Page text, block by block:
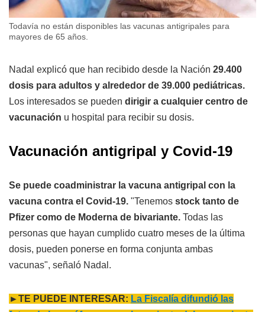
Todavía no están disponibles las vacunas antigripales para
mayores de 65 años.
Nadal explicó que han recibido desde la Nación 29.400
dosis para adultos y alrededor de 39.000 pediátricas.
Los interesados se pueden dirigir a cualquier centro de
vacunación u hospital para recibir su dosis.
Vacunación antigripal y Covid-19
Se puede coadministrar la vacuna antigripal con la
vacuna contra el Covid-19. "Tenemos stock tanto de
Pfizer como de Moderna de bivariante. Todas las
personas que hayan cumplido cuatro meses de la última
dosis, pueden ponerse en forma conjunta ambas
vacunas", señaló Nadal.
►TE PUEDE INTERESAR: La Fiscalía difundió las